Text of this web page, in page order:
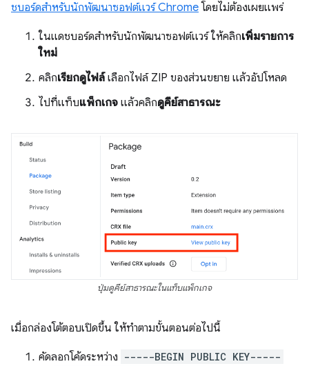
ชบอร์ดสำหรับนักพัฒนาซอฟต์แวร์ Chrome โดยไม่ต้องเผยแพร่
ในแดชบอร์ดสำหรับนักพัฒนาซอฟต์แวร์ ให้คลิกเพิ่มรายการ
ใหม่
คลิกเรียกดูไฟล์เลือกไฟล์ ZIP ของส่วนขยาย แล้วอัปโหลด
ไปที่แท็บแพ็กเกจ แล้วคลิกดูคีย์สาธารณะ
ปุ่มดูคีย์สาธารณะในแท็บแพ็กเกจ
เมื่อกล่องโต้ตอบเปิดขึ้น ให้ทำตามขั้นตอนต่อไปนี้
คัดลอกโค้ดระหว่าง -----BEGIN PUBLIC KEY-----